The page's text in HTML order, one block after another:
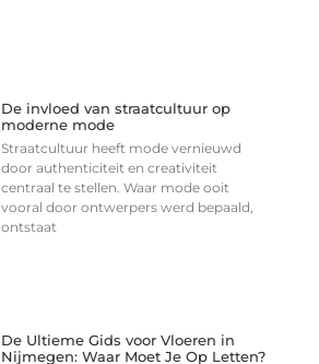
De invloed van straatcultuur op
moderne mode
Straatcultuur heeft mode vernieuwd
door authenticiteit en creativiteit
centraal te stellen. Waar mode ooit
vooral door ontwerpers werd bepaald,
ontstaat
De Ultieme Gids voor Vloeren in
Nijmegen: Waar Moet Je Op Letten?